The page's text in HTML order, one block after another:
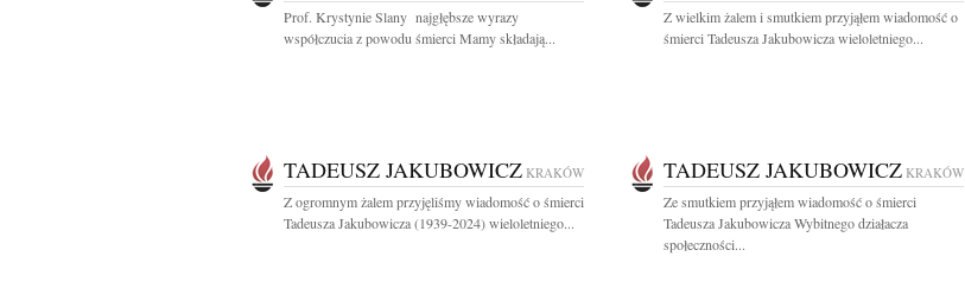
Prof. Krystynie Slany najgłębsze wyrazy
współczucia z powodu śmierci Mamy składają...
Z wielkim żalem i smutkiem przyjąłem wiadomość o
śmierci Tadeusza Jakubowicza wieloletniego...
TADEUSZ JAKUBOWICZ KRAKÓW
Z ogromnym żalem przyjęliśmy wiadomość o śmierci
Tadeusza Jakubowicza (1939-2024) wieloletniego...
TADEUSZ JAKUBOWICZ KRAKÓW
Ze smutkiem przyjąłem wiadomość o śmierci
Tadeusza Jakubowicza Wybitnego działacza
społeczności...